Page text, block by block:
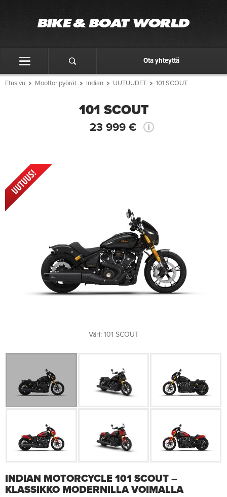
Ota yhteyttä
Etusivu Moottoripyörät Indian UUTUUDET 101 SCOUT
101 SCOUT
23 999 €
Väri: 101 SCOUT
INDIAN MOTORCYCLE 101 SCOUT –
KLASSIKKO MODERNILLA VOIMALLA